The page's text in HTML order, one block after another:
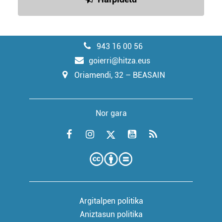
943 16 00 56
goierri@hitza.eus
Oriamendi, 32 – BEASAIN
Nor gara
Argitalpen politika
Aniztasun politika